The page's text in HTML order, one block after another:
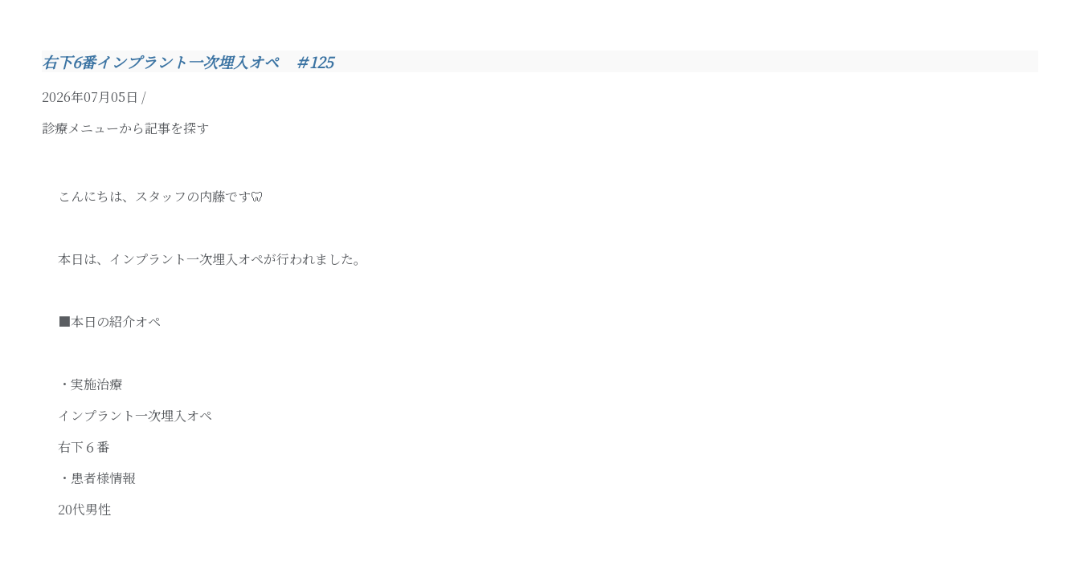
右下6番インプラント一次埋入オペ ＃125
2026年07月05日 /
診療メニューから記事を探す
こんにちは、スタッフの内藤です🦷
本日は、インプラント一次埋入オペが行われました。
■本日の紹介オペ
・実施治療
インプラント一次埋入オペ
右下６番
・患者様情報
20代男性